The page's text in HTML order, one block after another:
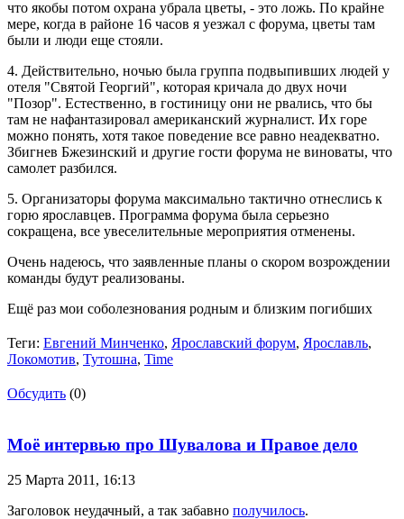
что якобы потом охрана убрала цветы, - это ложь. По крайне
мере, когда в районе 16 часов я уезжал с форума, цветы там
были и люди еще стояли.
4. Действительно, ночью была группа подвыпивших людей у
отеля "Святой Георгий", которая кричала до двух ночи
"Позор". Естественно, в гостиницу они не рвались, что бы
там не нафантазировал американский журналист. Их горе
можно понять, хотя такое поведение все равно неадекватно.
Збигнев Бжезинский и другие гости форума не виноваты, что
самолет разбился.
5. Организаторы форума максимально тактично отнеслись к
горю ярославцев. Программа форума была серьезно
сокращена, все увеселительные мероприятия отменены.
Очень надеюсь, что заявленные планы о скором возрождении
команды будут реализованы.
Ещё раз мои соболезнования родным и близким погибших
Теги: Евгений Минченко, Ярославский форум, Ярославль,
Локомотив, Тутошна, Time
Обсудить (0)
Моё интервью про Шувалова и Правое дело
25 Марта 2011, 16:13
Заголовок неудачный, а так забавно получилось.